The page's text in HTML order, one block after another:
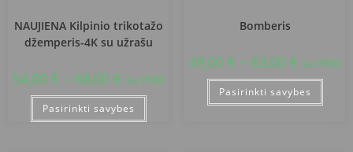
NAUJIENA Kilpinio trikotažo
džemperis-4K su užrašu
54,00 € – 68,00 € su PVM
Pasirinkti savybes
Bomberis
49,00 € – 63,00 € su PVM
Pasirinkti savybes